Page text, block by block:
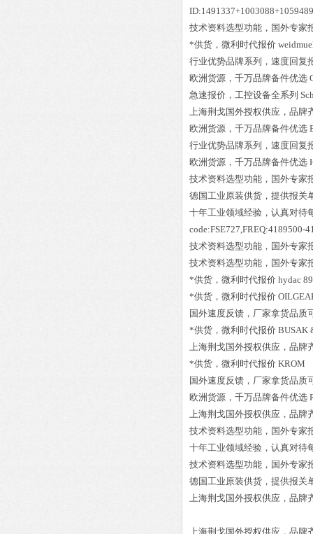
技术资料选型功能，国外专家
*供货，微利时代报价
行业优势品牌系列，速度回复
欧洲货源，千万品牌备件优选
急速报价，工控设备全系列
上海荆戈国外授权供应，品牌
欧洲货源，千万品牌备件优选
行业优势品牌系列，速度回复
欧洲货源，千万品牌备件优选
技术资料选型功能，国外专家
德国工业原装供货，提供报关
十年工业领域经验，认真对待
code:FSE727,FREQ:4189500-
技术资料选型功能，国外专家
技术资料选型功能，国外专家
*供货，微利时代报价 hydac
*供货，微利时代报价
国外速度反馈，厂家拿货品质
*供货，微利时代报价 BUSAK
上海荆戈国外授权供应，品牌
*供货，微利时代报价 KROM
国外速度反馈，厂家拿货品质
欧洲货源，千万品牌备件优选
上海荆戈国外授权供应，品牌
技术资料选型功能，国外专家
十年工业领域经验，认真对待
技术资料选型功能，国外专家
德国工业原装供货，提供报关
上海荆戈国外授权供应，品牌
上海荆戈国外授权供应，品牌